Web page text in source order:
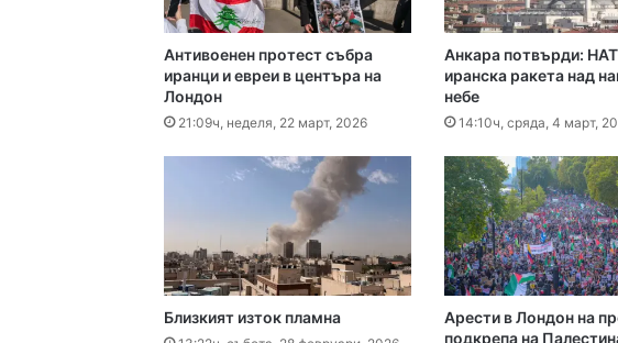
16:10ч, петък, 7 август, 2026
Етикетите в магазините остават
16:00ч, петък, 7 август, 2026
15:43ч, петък, 7 август, 2026
Антивоенен протест събра
иранци и евреи в центъра на
Лондон
21:09ч, неделя, 22 март, 2026
Анкара потвърди:
иранска ракета над
небе
14:10ч, сряда, 4 март,
Близкият изток пламна
Арести в Лондон на
подкрепа на